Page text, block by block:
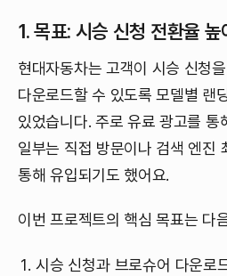
1. 목표: 시승 신청 전환율 높
현대자동차는 고객이 시승 신청
다운로드할 수 있도록 모델별 랜
있었습니다. 주로 유료 광고를 통
일부는 직접 방문이나 검색 엔진
통해 유입되기도 했어요.
이번 프로젝트의 핵심 목표는 다
시승 신청과 브로슈어 다운로